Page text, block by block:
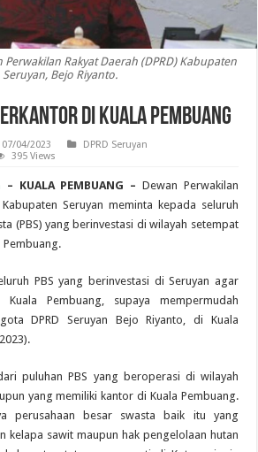
Perwakilan Rakyat Daerah (DPRD) Kabupaten
Seruyan, Bejo Riyanto.
di Kuala Pembuang
07/04/2023
DPRD Seruyan
395 Views
– KUALA PEMBUANG – Dewan Perwakilan
Kabupaten Seruyan meminta kepada seluruh
(PBS) yang berinvestasi di wilayah setempat
PBS yang berinvestasi di Seruyan agar
Pembuang, supaya mempermudah
DPRD Seruyan Bejo Riyanto, di Kuala
puluhan PBS yang beroperasi di wilayah
yang memiliki kantor di Kuala Pembuang.
perusahaan besar swasta baik itu yang
kelapa sawit maupun hak pengelolaan hutan